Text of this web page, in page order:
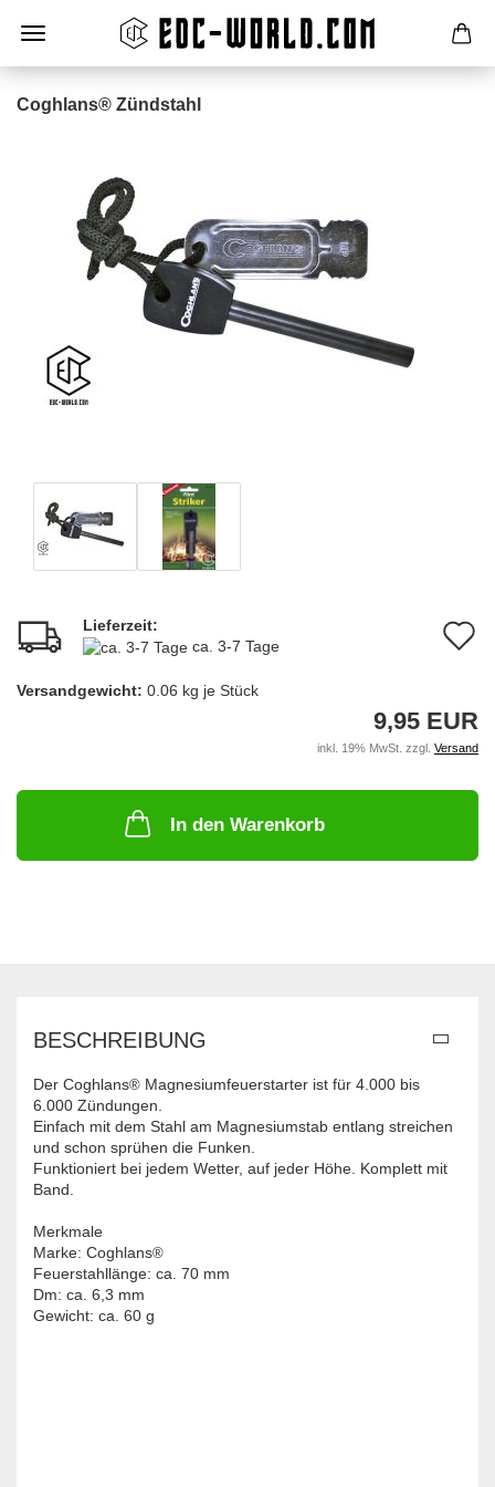
Coghlans® Zündstahl
Lieferzeit:
ca. 3-7 Tage
Versandgewicht: 0.06 kg je Stück
9,95 EUR
inkl. 19% MwSt. zzgl. Versand
In den Warenkorb
BESCHREIBUNG
Der Coghlans® Magnesiumfeuerstarter ist für 4.000 bis
6.000 Zündungen.
Einfach mit dem Stahl am Magnesiumstab entlang streichen
und schon sprühen die Funken.
Funktioniert bei jedem Wetter, auf jeder Höhe. Komplett mit
Band.
Merkmale
Marke: Coghlans®
Feuerstahllänge: ca. 70 mm
Dm: ca. 6,3 mm
Gewicht: ca. 60 g